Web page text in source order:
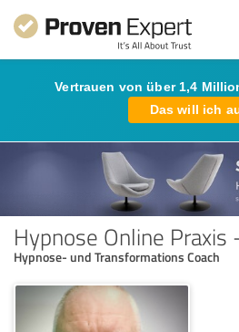
Vertrauen von über 1,4
Das will ich
Hypnose Online Praxis
Hypnose- und Transformations Coach